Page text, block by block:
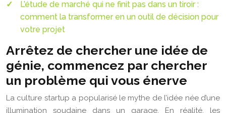
L’étude de marché qui ne finit pas dans un tiroir :
comment la transformer en un outil de décision pour
votre projet
Arrêtez de chercher une idée de
génie, commencez par chercher
un problème qui vous énerve
La culture startup a popularisé le mythe de l’idée née d’une
illumination soudaine dans un garage. En réalité, les